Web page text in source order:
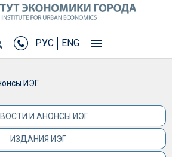
РУС ENG
ИЭГ
И АНОНСЫ ИЭГ
ИЗДАНИЯ ИЭГ